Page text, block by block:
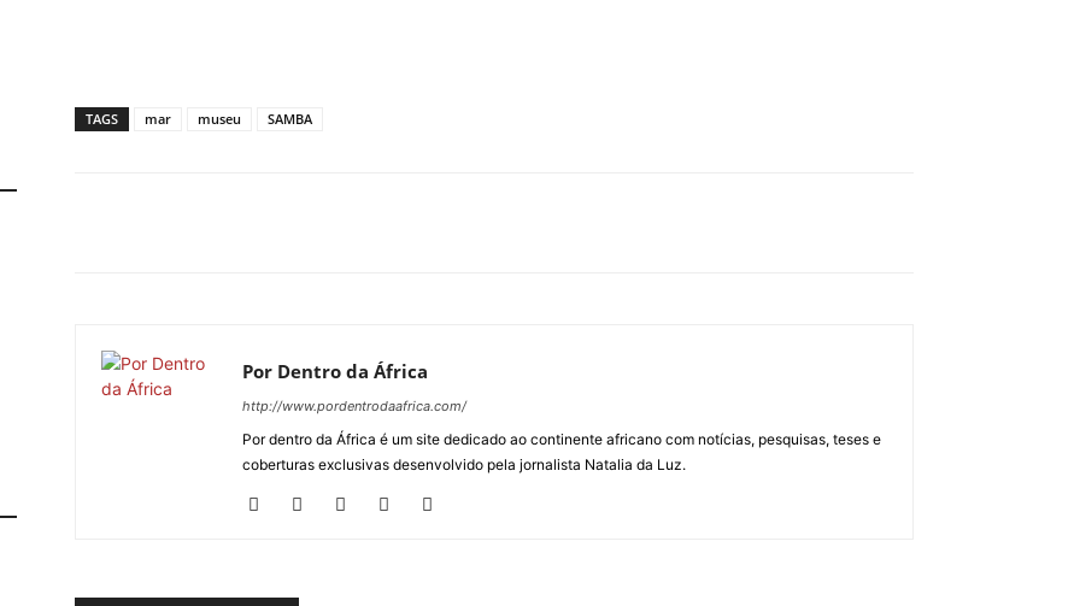
TAGS mar museu SAMBA
Por Dentro da África
http://www.pordentrodaafrica.com/
Por dentro da África é um site dedicado ao continente africano com notícias, pesquisas, teses e
coberturas exclusivas desenvolvido pela jornalista Natalia da Luz.